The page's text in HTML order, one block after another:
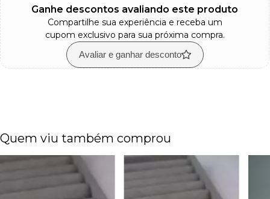
Ganhe descontos avaliando este produto
Compartilhe sua experiência e receba um
cupom exclusivo para sua próxima compra.
Avaliar e ganhar desconto
Quem viu também comprou